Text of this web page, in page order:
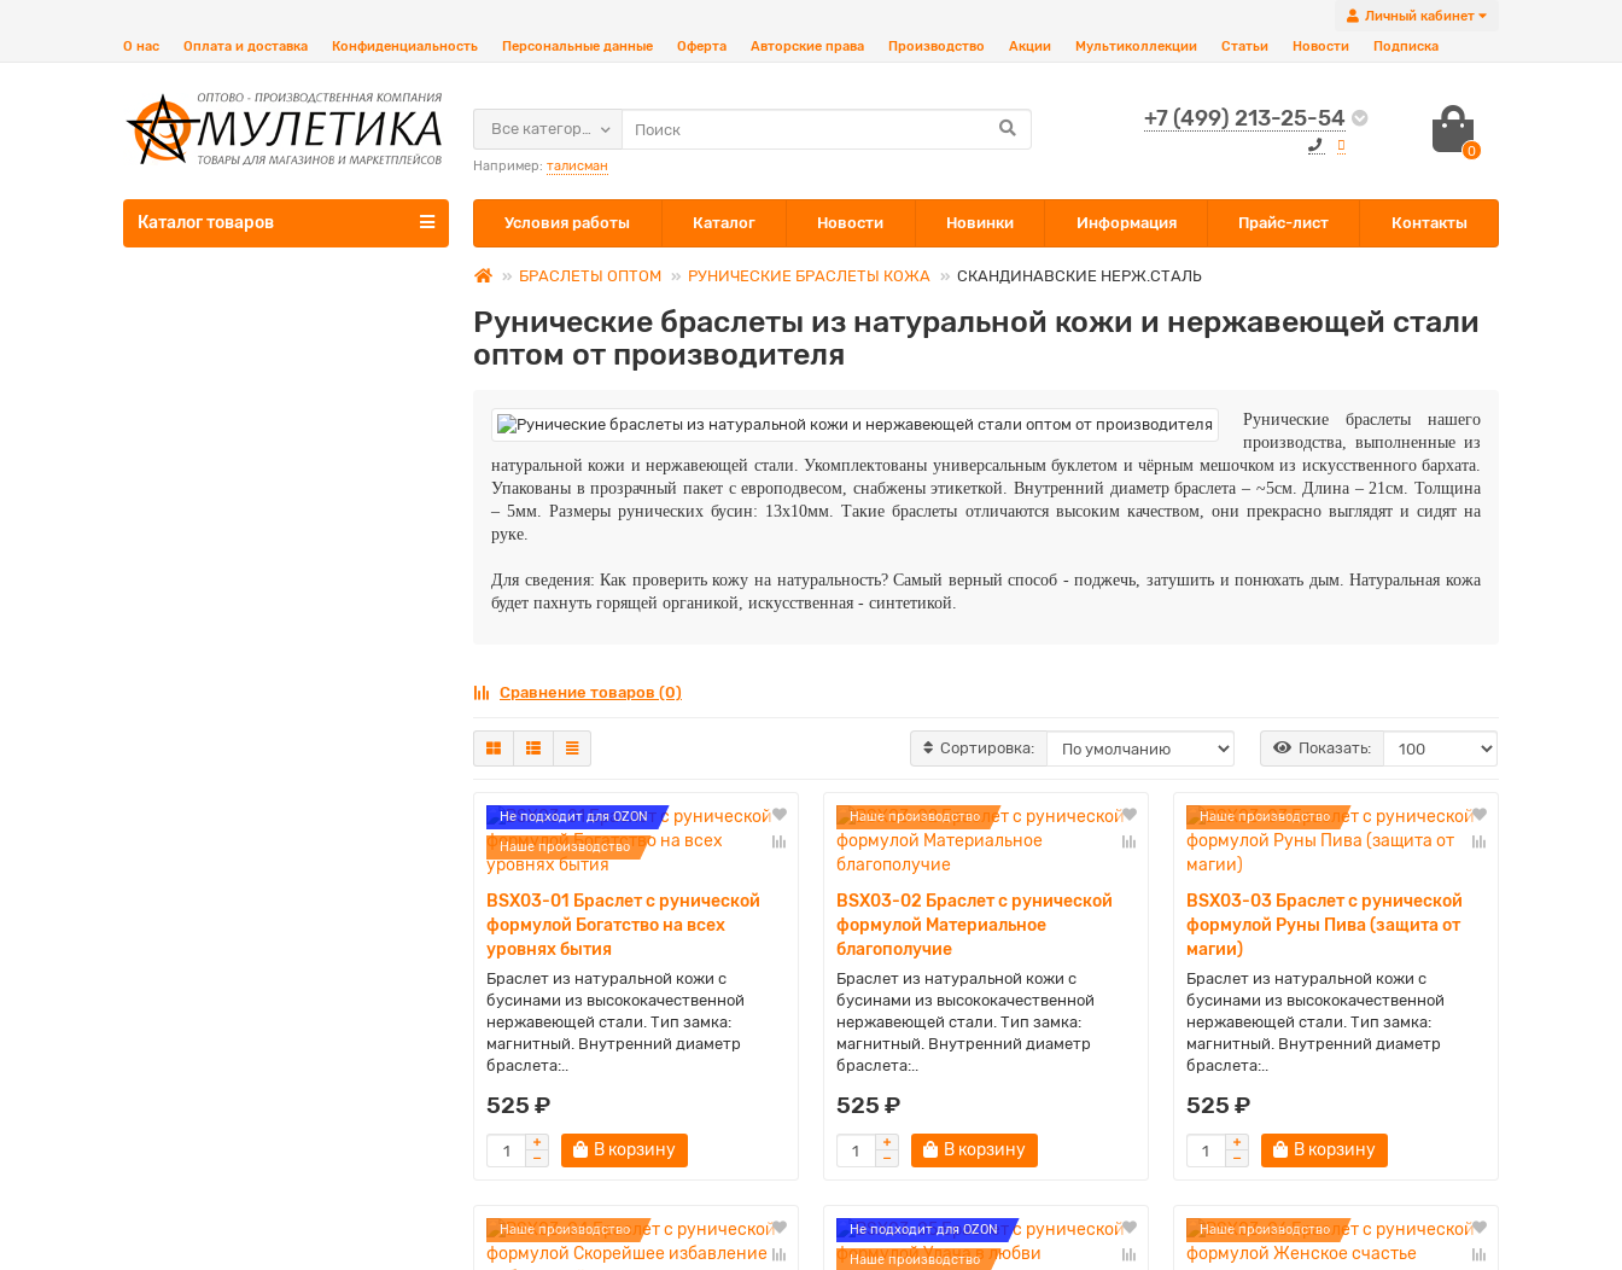
Личный кабинет
О нас
Оплата и доставка Конфиденциальность Персональные данные Оферта Авторские права Производство Акции Мультиколлекции Статьи Новости Подписка
+7 (499) 213-25-54
0
Все категории
Например: талисман
Каталог товаров Условия работы Каталог Новости Новинки Информация Прайс-лист Контакты
БРАСЛЕТЫ ОПТОМ РУНИЧЕСКИЕ БРАСЛЕТЫ КОЖА СКАНДИНАВСКИЕ НЕРЖ.СТАЛЬ
Рунические браслеты из натуральной кожи и нержавеющей стали
оптом от производителя
Рунические браслеты нашего
производства, выполненные из
натуральной кожи и нержавеющей стали. Укомплектованы универсальным буклетом и чёрным мешочком из искусственного бархата.
Упакованы в прозрачный пакет с европодвесом, снабжены этикеткой. Внутренний диаметр браслета – ~5см. Длина – 21см. Толщина
– 5мм. Размеры рунических бусин: 13х10мм. Такие браслеты отличаются высоким качеством, они прекрасно выглядят и сидят на
руке.
Для сведения: Как проверить кожу на натуральность? Самый верный способ - поджечь, затушить и понюхать дым. Натуральная кожа
будет пахнуть горящей органикой, искусственная - синтетикой.
Сравнение товаров (0)
Сортировка: Показать:
Не подходит для OZON
Наше производство
BSX03-01 Браслет с рунической
формулой Богатство на всех
уровнях бытия
Браслет из натуральной кожи с
бусинами из высококачественной
нержавеющей стали. Тип замка:
магнитный. Внутренний диаметр
браслета:..
525 ₽
В корзину
Наше производство
BSX03-02 Браслет с рунической
формулой Материальное
благополучие
Браслет из натуральной кожи с
бусинами из высококачественной
нержавеющей стали. Тип замка:
магнитный. Внутренний диаметр
браслета:..
525 ₽
В корзину
Наше производство
BSX03-03 Браслет с рунической
формулой Руны Пива (защита от
магии)
Браслет из натуральной кожи с
бусинами из высококачественной
нержавеющей стали. Тип замка:
магнитный. Внутренний диаметр
браслета:..
525 ₽
В корзину
Наше производство
Не подходит для OZON
Наше производство
Наше производство